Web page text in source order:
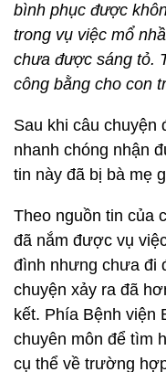
bình phục được
trong vụ việc mổ
chưa được sáng tỏ.
công bằng cho con
Sau khi câu chuyện
nhanh chóng nhận
tin này đã bị bà mẹ
Theo nguồn tin của
đã nắm được vụ
đình nhưng chưa đi
chuyện xảy ra đã
kết. Phía Bệnh viện
chuyên môn để tìm
cụ thể về trường